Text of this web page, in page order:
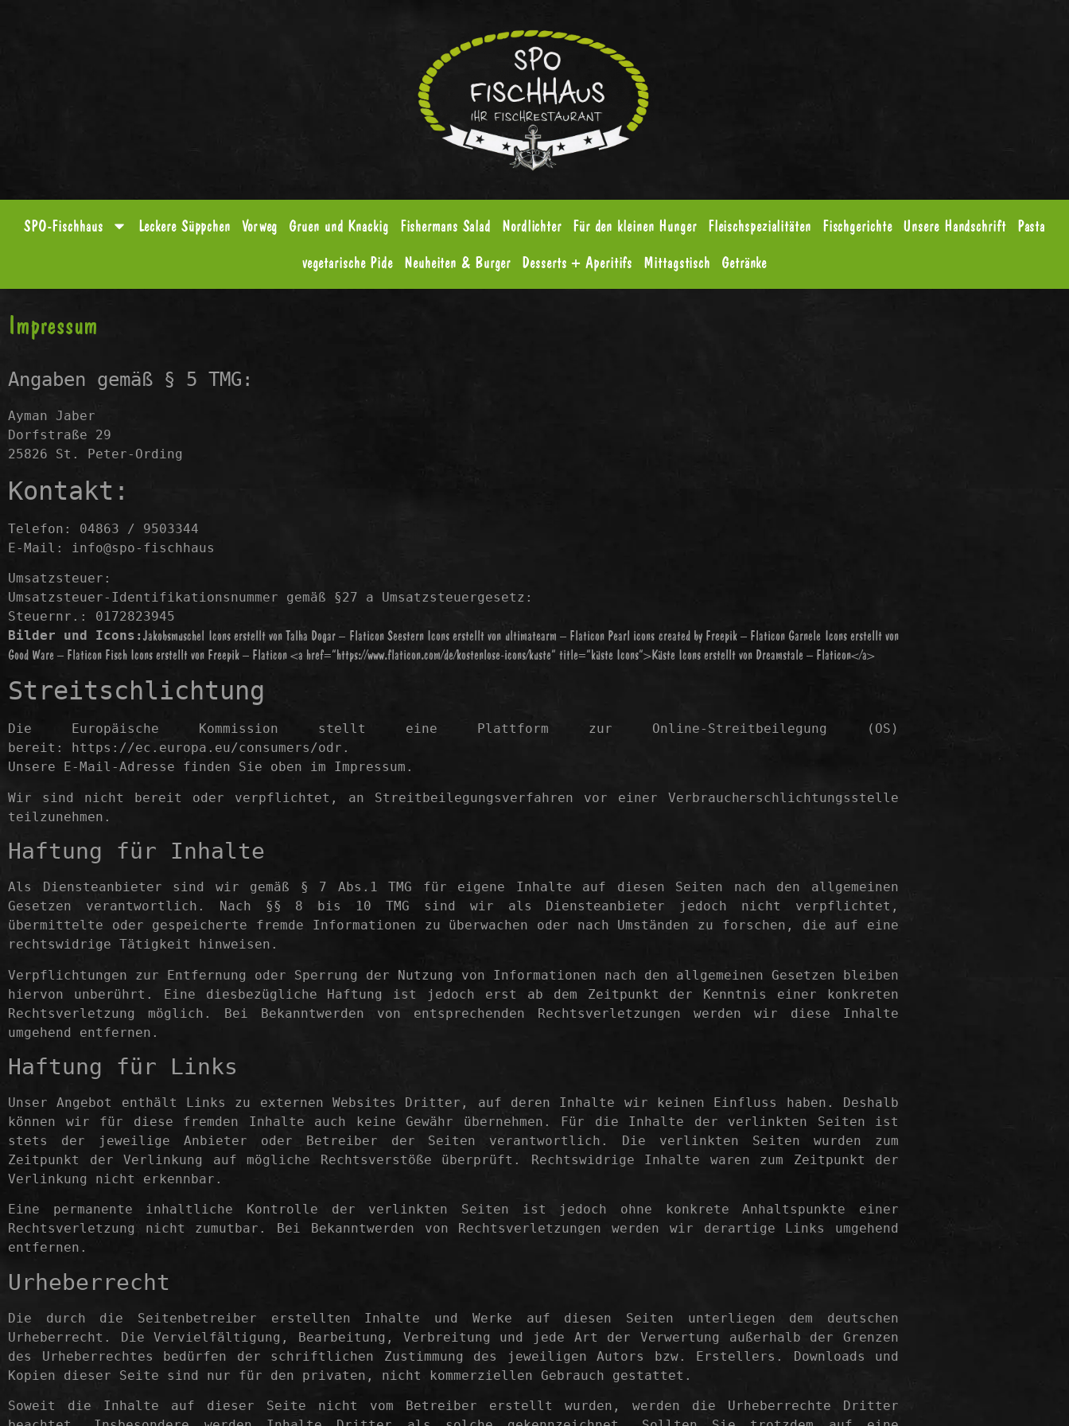
SPO-Fischhaus Leckere Süppchen Vorweg Gruen und Knackig Fishermans Salad Nordlichter Für den kleinen Hunger Fleischspezialitäten Fischgerichte Unsere Handschrift
Pasta
vegetarische Pide Neuheiten & Burger Desserts + Aperitifs Mittagstisch Getränke
Impressum
Angaben gemäß § 5 TMG:
Ayman Jaber
Dorfstraße 29
25826 St. Peter-Ording
Kontakt:
Telefon: 04863 / 9503344
E-Mail:
info@spo-fischhaus
Umsatzsteuer:
Umsatzsteuer-Identifikationsnummer gemäß §27 a Umsatzsteuergesetz:
Steuernr.: 0172823945
Bilder und Icons:Jakobsmuschel Icons erstellt von Talha Dogar – Flaticon Seestern Icons erstellt von ultimatearm – Flaticon Pearl icons created by Freepik – Flaticon Garnele Icons erstellt von
Good Ware – Flaticon Fisch Icons erstellt von Freepik – Flaticon <a href=“https://www.flaticon.com/de/kostenlose-icons/kuste“ title=“küste Icons“>Küste Icons erstellt von Dreamstale – Flaticon</a>
Streitschlichtung
Die Europäische Kommission stellt eine Plattform zur Online-Streitbeilegung (OS)
bereit:
https://ec.europa.eu/consumers/odr .
Unsere E-Mail-Adresse finden Sie oben im Impressum.
Wir sind nicht bereit oder verpflichtet, an Streitbeilegungsverfahren vor einer Verbraucherschlichtungsstelle
teilzunehmen.
Haftung für Inhalte
Als Diensteanbieter sind wir gemäß § 7 Abs.1 TMG für eigene Inhalte auf diesen Seiten nach den allgemeinen
Gesetzen verantwortlich. Nach §§ 8 bis 10 TMG sind wir als Diensteanbieter jedoch nicht verpflichtet,
übermittelte oder gespeicherte fremde Informationen zu überwachen oder nach Umständen zu forschen, die auf eine
rechtswidrige Tätigkeit hinweisen.
Verpflichtungen zur Entfernung oder Sperrung der Nutzung von Informationen nach den allgemeinen Gesetzen bleiben
hiervon unberührt. Eine diesbezügliche Haftung ist jedoch erst ab dem Zeitpunkt der Kenntnis einer konkreten
Rechtsverletzung möglich. Bei Bekanntwerden von entsprechenden Rechtsverletzungen werden wir diese Inhalte
umgehend entfernen.
Haftung für Links
Unser Angebot enthält Links zu externen Websites Dritter, auf deren Inhalte wir keinen Einfluss haben. Deshalb
können wir für diese fremden Inhalte auch keine Gewähr übernehmen. Für die Inhalte der verlinkten Seiten ist
stets der jeweilige Anbieter oder Betreiber der Seiten verantwortlich. Die verlinkten Seiten wurden zum
Zeitpunkt der Verlinkung auf mögliche Rechtsverstöße überprüft. Rechtswidrige Inhalte waren zum Zeitpunkt der
Verlinkung nicht erkennbar.
Eine permanente inhaltliche Kontrolle der verlinkten Seiten ist jedoch ohne konkrete Anhaltspunkte einer
Rechtsverletzung nicht zumutbar. Bei Bekanntwerden von Rechtsverletzungen werden wir derartige Links umgehend
entfernen.
Urheberrecht
Die durch die Seitenbetreiber erstellten Inhalte und Werke auf diesen Seiten unterliegen dem deutschen
Urheberrecht. Die Vervielfältigung, Bearbeitung, Verbreitung und jede Art der Verwertung außerhalb der Grenzen
des Urheberrechtes bedürfen der schriftlichen Zustimmung des jeweiligen Autors bzw. Erstellers. Downloads und
Kopien dieser Seite sind nur für den privaten, nicht kommerziellen Gebrauch gestattet.
Soweit die Inhalte auf dieser Seite nicht vom Betreiber erstellt wurden, werden die Urheberrechte Dritter